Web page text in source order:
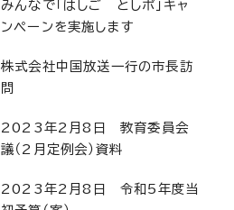
みんなで「はしご としポ」キャ
ンペーンを実施します
株式会社中国放送一行の市長訪
問
2023年2月8日 教育委員会
議（2月定例会）資料
2023年2月8日 令和5年度当